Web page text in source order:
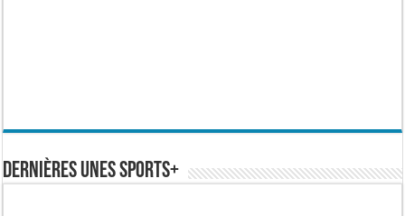
Dernières Unes Sports+